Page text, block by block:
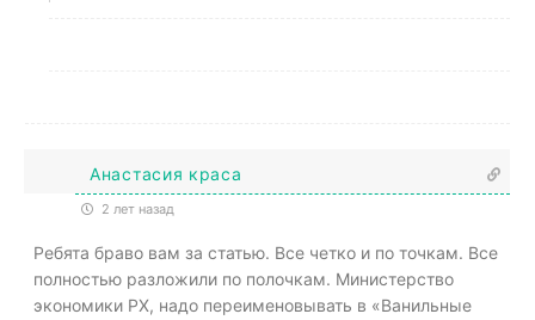
Анастасия краса
2 лет назад
Ребята браво вам за статью. Все четко и по точкам. Все
полностью разложили по полочкам. Министерство
экономики РХ, надо переименовывать в «Ванильные